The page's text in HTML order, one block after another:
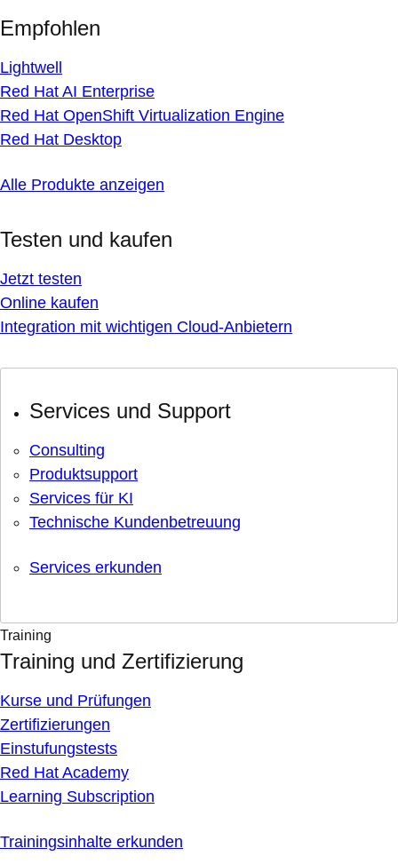
Empfohlen
Lightwell
Red Hat AI Enterprise
Red Hat OpenShift Virtualization Engine
Red Hat Desktop
Alle Produkte anzeigen
Testen und kaufen
Jetzt testen
Online kaufen
Integration mit wichtigen Cloud-Anbietern
Services und Support
Consulting
Produktsupport
Services für KI
Technische Kundenbetreuung
Services erkunden
Training
Training und Zertifizierung
Kurse und Prüfungen
Zertifizierungen
Einstufungstests
Red Hat Academy
Learning Subscription
Trainingsinhalte erkunden